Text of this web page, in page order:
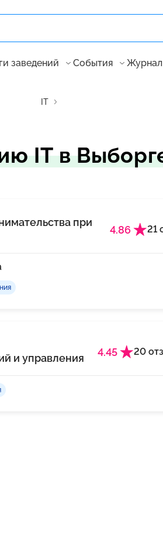
заведений События Журнал
IT
IT в
при
4.86 21
и управления 4.45 20